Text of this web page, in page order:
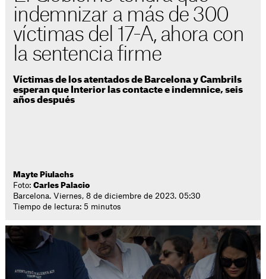
indemnizar a más de 300
víctimas del 17-A, ahora con
la sentencia firme
Víctimas de los atentados de Barcelona y Cambrils
esperan que Interior las contacte e indemnice, seis
años después
Mayte Piulachs
Foto:Carles Palacio
Barcelona. Viernes, 8 de diciembre de 2023. 05:30
Tiempo de lectura: 5 minutos